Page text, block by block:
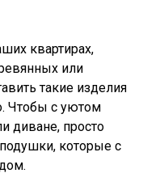
квартирах,
или
такие изделия
Чтобы с уютом
диване, просто
которые с